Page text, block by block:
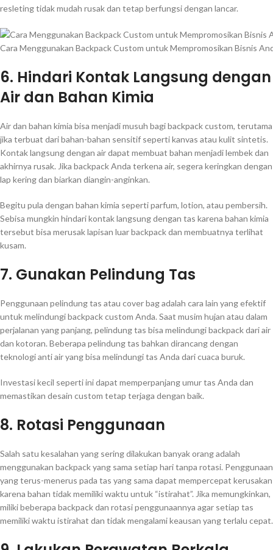
resleting tidak mudah rusak dan tetap berfungsi dengan lancar.
Cara Menggunakan Backpack Custom untuk Mempromosikan Bisnis
6. Hindari Kontak Langsung dengan
Air dan Bahan Kimia
Air dan bahan kimia bisa menjadi musuh bagi backpack custom, terutama
jika terbuat dari bahan-bahan sensitif seperti kanvas atau kulit sintetis.
Kontak langsung dengan air dapat membuat bahan menjadi lembek dan
akhirnya rusak. Jika backpack Anda terkena air, segera keringkan dengan
lap kering dan biarkan diangin-anginkan.
Begitu pula dengan bahan kimia seperti parfum, lotion, atau pembersih.
Sebisa mungkin hindari kontak langsung dengan tas karena bahan kimia
tersebut bisa merusak lapisan luar backpack dan membuatnya terlihat
kusam.
7. Gunakan Pelindung Tas
Penggunaan pelindung tas atau cover bag adalah cara lain yang efektif
untuk melindungi backpack custom Anda. Saat musim hujan atau dalam
perjalanan yang panjang, pelindung tas bisa melindungi backpack dari air
dan kotoran. Beberapa pelindung tas bahkan dirancang dengan
teknologi anti air yang bisa melindungi tas Anda dari cuaca buruk.
Investasi kecil seperti ini dapat memperpanjang umur tas Anda dan
memastikan desain custom tetap terjaga dengan baik.
8. Rotasi Penggunaan
Salah satu kesalahan yang sering dilakukan banyak orang adalah
menggunakan backpack yang sama setiap hari tanpa rotasi. Penggunaan
yang terus-menerus pada tas yang sama dapat mempercepat kerusakan
karena bahan tidak memiliki waktu untuk “istirahat”. Jika memungkinkan,
miliki beberapa backpack dan rotasi penggunaannya agar setiap tas
memiliki waktu istirahat dan tidak mengalami keausan yang terlalu cepat.